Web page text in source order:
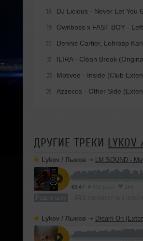
18 DJ Licious - Never Let You
19 Ownboss x FAST BOY -
20 Dennis Cartier, Lohrasp
21 ILIRA - Clean Break
22 Motivee - Inside (Club
23 Azzecca - Other Side
ДРУГИЕ ТРЕКИ
Lykov / Лыков ➝ LM SOUND -
63:47
Радио-шоу
Lykov / Лыков ➝ Dream On